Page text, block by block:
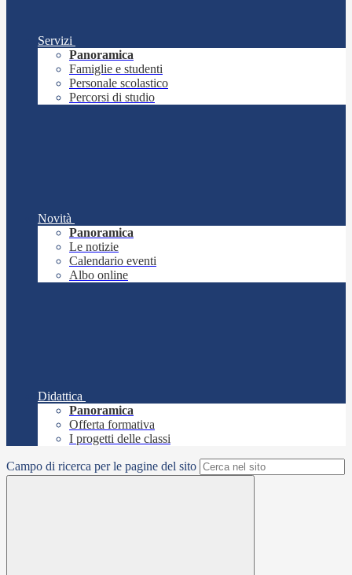
Servizi
Panoramica
Famiglie e studenti
Personale scolastico
Percorsi di studio
Novità
Panoramica
Le notizie
Calendario eventi
Albo online
Didattica
Panoramica
Offerta formativa
I progetti delle classi
Campo di ricerca per le pagine del sito